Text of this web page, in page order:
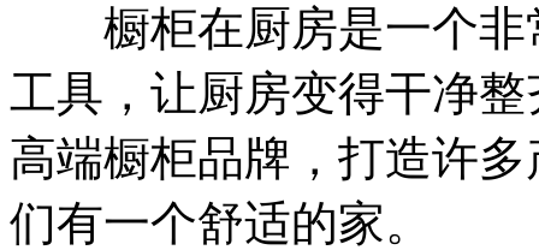
橱柜在厨房是一个非
工具，让厨房变得干净
高端橱柜品牌，打造许
们有一个舒适的家。